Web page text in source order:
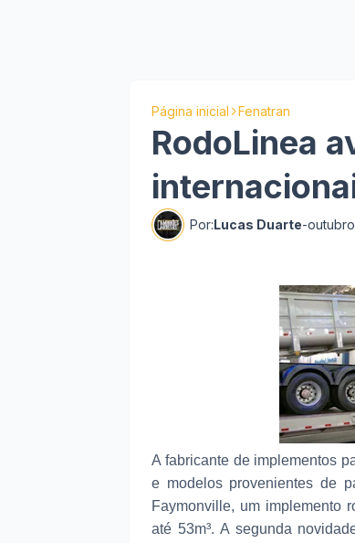
Página inicial Fenatran
RodoLinea
Por:Lucas Duarte-outubro
A fabricante de implementos
e modelos provenientes de
Faymonville, um implemento
até 53m³. A segunda